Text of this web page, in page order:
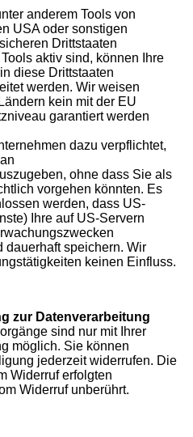
anderem Tools von
USA oder sonstigen
Drittstaaten
aktiv sind, können Ihre
diese Drittstaaten
werden. Wir weisen
kein mit der EU
garantiert werden
dazu verpflichtet,
ohne dass Sie als
vorgehen könnten. Es
werden, dass US-
Ihre auf US-Servern
dauerhaft speichern. Wir
keinen Einfluss.
zur Datenverarbeitung
sind nur mit Ihrer
möglich. Sie können
jederzeit widerrufen. Die
Widerruf erfolgten
Widerruf unberührt.